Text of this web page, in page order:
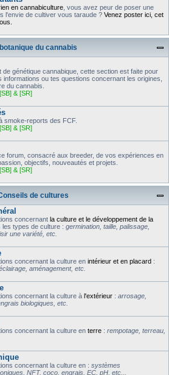
en cannabiculture , vous avez peur de poser une
l'envie de cultiver vous taraude ? Venez poster ici, cet
du cannabis
de génétique cannabique, cette section est faite pour
informations ou tes questions concernant les origines,
du cannabis.
& [SR]
smoke-reports des FCF.
& [SR]
forum, consacré aux breeder, de vos expériences en
objectifs, nouveautés et projets.
& [SR]
de cultures
concernant la culture et le développement de la
les types de culture : germination, taille, palissage,
une variété, etc.
concernant la culture en intérieur et en placard :
aménagement, etc.
concernant la culture à l'extérieur : arrosage,
biologiques, etc.
concernant la culture en terre : rempotage, terreau,
concernant la culture en : systèmes
NFT, coco, engrais, EC, pH, etc...